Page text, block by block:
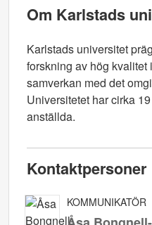
Om Karlstads
Karlstads universitet
forskning av hög
samverkan med det
Universitetet har cirka
anställda.
Kontaktpersoner
KOMMUNIKATÖR